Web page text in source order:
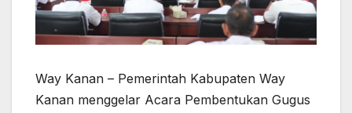
Way Kanan – Pemerintah Kabupaten Way
Kanan menggelar Acara Pembentukan Gugus